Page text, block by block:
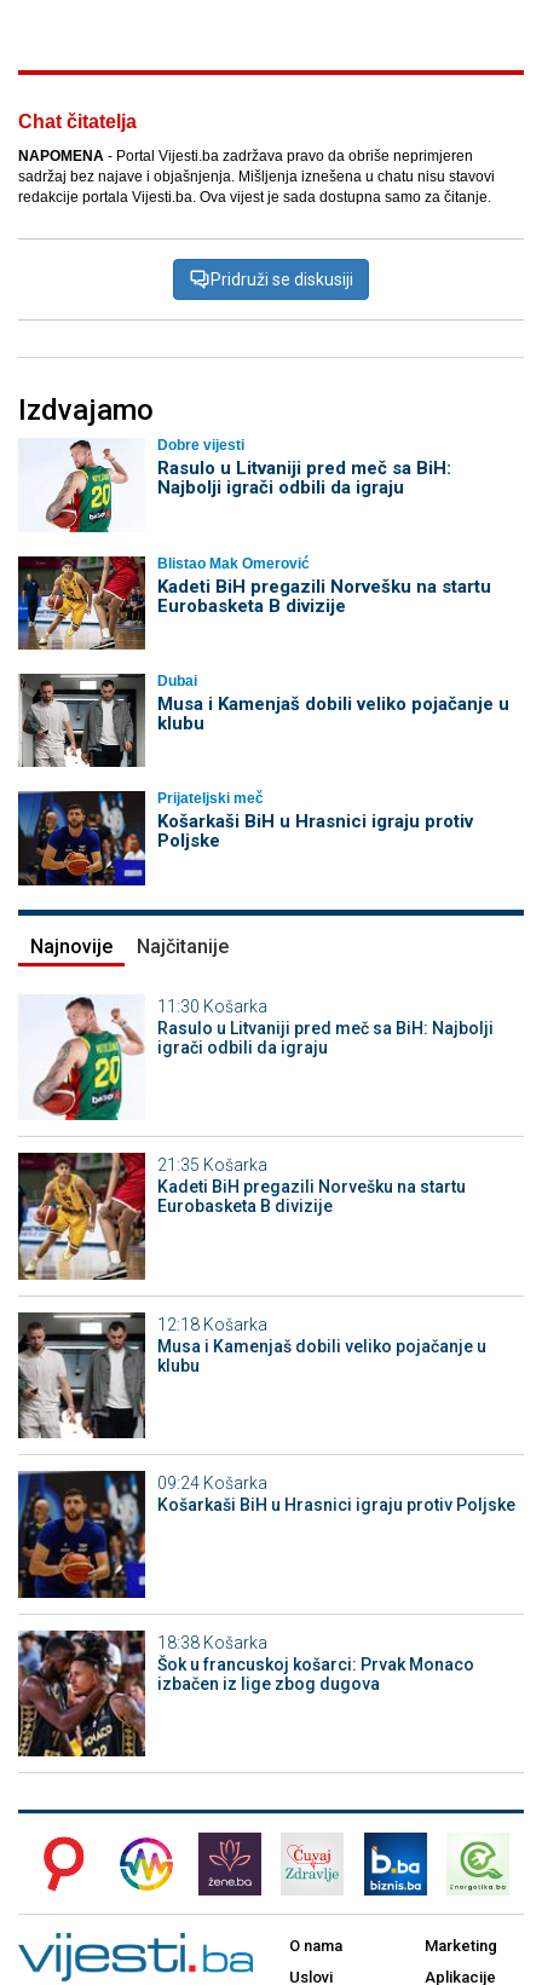
Chat čitatelja
NAPOMENA - Portal Vijesti.ba zadržava pravo da obriše neprimjeren
sadržaj bez najave i objašnjenja. Mišljenja iznešena u chatu nisu stavovi
redakcije portala Vijesti.ba. Ova vijest je sada dostupna samo za čitanje.
Pridruži se diskusiji
Izdvajamo
Dobre vijesti
Rasulo u Litvaniji pred meč sa BiH:
Najbolji igrači odbili da igraju
Blistao Mak Omerović
Kadeti BiH pregazili Norvešku na startu
Eurobasketa B divizije
Dubai
Musa i Kamenjaš dobili veliko pojačanje u
klubu
Prijateljski meč
Košarkaši BiH u Hrasnici igraju protiv
Poljske
Najnovije Najčitanije
11:30 Košarka
Rasulo u Litvaniji pred meč sa BiH: Najbolji
igrači odbili da igraju
21:35 Košarka
Kadeti BiH pregazili Norvešku na startu
Eurobasketa B divizije
12:18 Košarka
Musa i Kamenjaš dobili veliko pojačanje u
klubu
09:24 Košarka
Košarkaši BiH u Hrasnici igraju protiv Poljske
18:38 Košarka
Šok u francuskoj košarci: Prvak Monaco
izbačen iz lige zbog dugova
O nama
Uslovi
Marketing
Aplikacije